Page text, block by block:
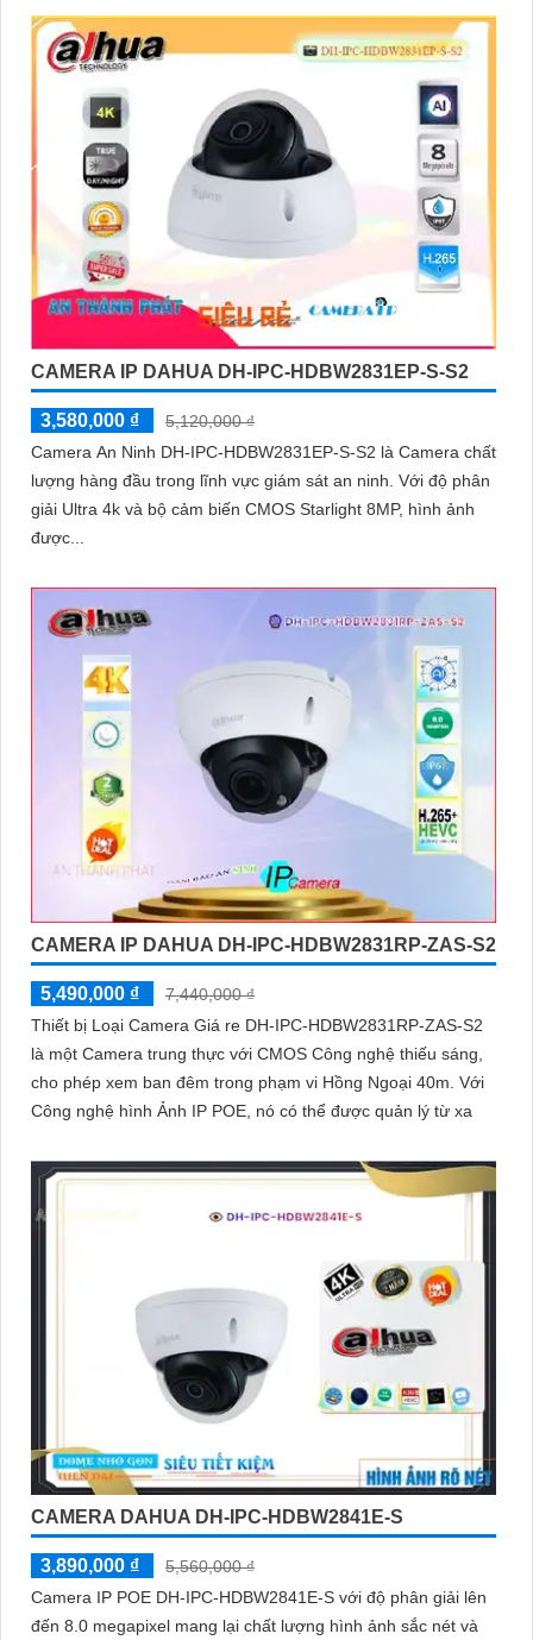
cầu sử dụng của mình và có đủ tính năng cần thiết như hỗ trợ
độ phân giải cao, tính năng ghi hình liên tục/định tuyến, khả
năng sao lưu dữ liệu dễ dàng.
Nhờ vào việc sử dụng đầu ghi camera hỗ trợ 8 ổ cứng, bạn sẽ
có thể giám sát tốt hơn và bảo vệ tài sản của mình một cách
hiệu quả và an toàn. Hãy lựa chọn sản phẩm phù hợp và đáng
tin cậy để Hoàn toàn tin cậy an ninh cho gia đình và công việc
của bạn!
CAMERA IP DAHUA DH-IPC-HDBW2831EP-S-S2
3,580,000 ₫
5,120,000 ₫
Camera An Ninh DH-IPC-HDBW2831EP-S-S2 là Camera chất
lượng hàng đầu trong lĩnh vực giám sát an ninh. Với độ phân
giải Ultra 4k và bộ cảm biến CMOS Starlight 8MP, hình ảnh
được...
CAMERA IP DAHUA DH-IPC-HDBW2831RP-ZAS-S2
5,490,000 ₫
7,440,000 ₫
Thiết bị Loại Camera Giá re DH-IPC-HDBW2831RP-ZAS-S2
là một Camera trung thực với CMOS Công nghệ thiếu sáng,
cho phép xem ban đêm trong phạm vi Hồng Ngoại 40m. Với
Công nghệ hình Ảnh IP POE, nó có thể được quản lý từ xa
CAMERA DAHUA DH-IPC-HDBW2841E-S
3,890,000 ₫
5,560,000 ₫
Camera IP POE DH-IPC-HDBW2841E-S với độ phân giải lên
đến 8.0 megapixel mang lại chất lượng hình ảnh sắc nét và